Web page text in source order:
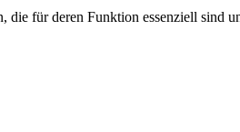
die für deren Funktion essenziell sind